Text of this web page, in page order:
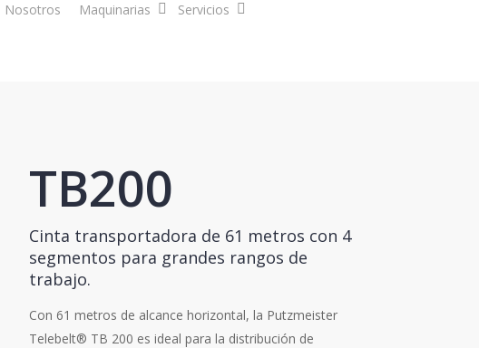
Nosotros Maquinarias Servicios
TB200
Cinta transportadora de 61 metros con 4
segmentos para grandes rangos de
trabajo.
Con 61 metros de alcance horizontal, la Putzmeister
Telebelt® TB 200 es ideal para la distribución de